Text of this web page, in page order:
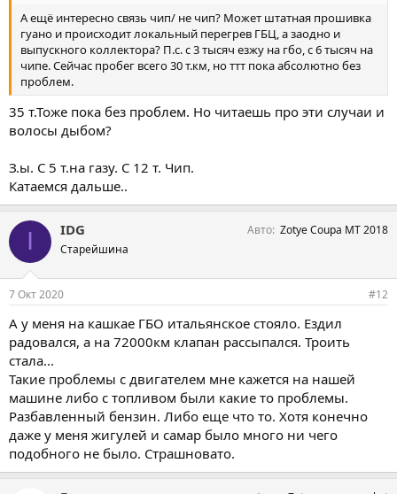
А ещё интересно связь чип/ не чип? Может штатная прошивка
гуано и происходит локальный перегрев ГБЦ, а заодно и
выпускного коллектора? П.с. с 3 тысяч езжу на гбо, с 6 тысяч на
чипе. Сейчас пробег всего 30 т.км, но ттт пока абсолютно без
проблем.
35 т.Тоже пока без проблем. Но читаешь про эти случаи и
волосы дыбом?
З.ы. С 5 т.на газу. С 12 т. Чип.
Катаемся дальше..
I IDG
Старейшина
Авто Zotye Coupa MT 2018
7 Окт 2020 #12
А у меня на кашкае ГБО итальянское стояло. Ездил
радовался, а на 72000км клапан рассыпался. Троить
стала...
Такие проблемы с двигателем мне кажется на нашей
машине либо с топливом были какие то проблемы.
Разбавленный бензин. Либо еще что то. Хотя конечно
даже у меня жигулей и самар было много ни чего
подобного не было. Страшновато.